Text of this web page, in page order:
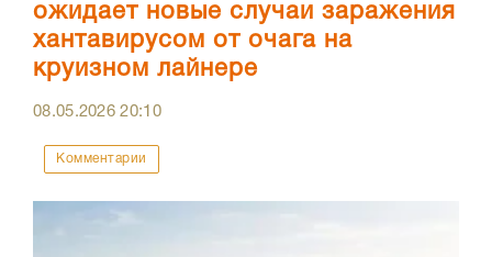
ожидает новые случаи заражения
хантавирусом от очага на
круизном лайнере
08.05.202620:10
Комментарии